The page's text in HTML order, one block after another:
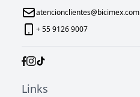
atencionclientes@bicimex.com
+ 55 9126 9007
Links